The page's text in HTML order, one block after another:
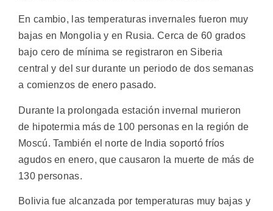
En cambio, las temperaturas invernales fueron muy
bajas en Mongolia y en Rusia. Cerca de 60 grados
bajo cero de mínima se registraron en Siberia
central y del sur durante un periodo de dos semanas
a comienzos de enero pasado.
Durante la prolongada estación invernal murieron
de hipotermia más de 100 personas en la región de
Moscú. También el norte de India soportó fríos
agudos en enero, que causaron la muerte de más de
130 personas.
Bolivia fue alcanzada por temperaturas muy bajas y